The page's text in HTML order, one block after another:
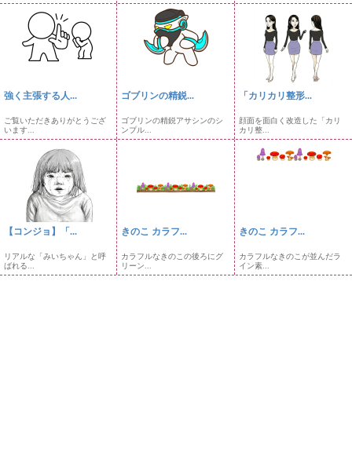
強く主張する人...
ご覧いただきありがとうござ
います...
ゴブリンの精鋭...
ゴブリンの精鋭アサシンのシ
ンプル...
「カリカリ整形...
顔面を面白く改造した「カリ
カリ整...
【コンジョ】「...
リアルな「みいちゃん」と呼
ばれる...
きのこ カラフ...
カラフルなきのこの後ろにグ
リーン...
きのこ カラフ...
カラフルなきのこが並んだラ
イン素...